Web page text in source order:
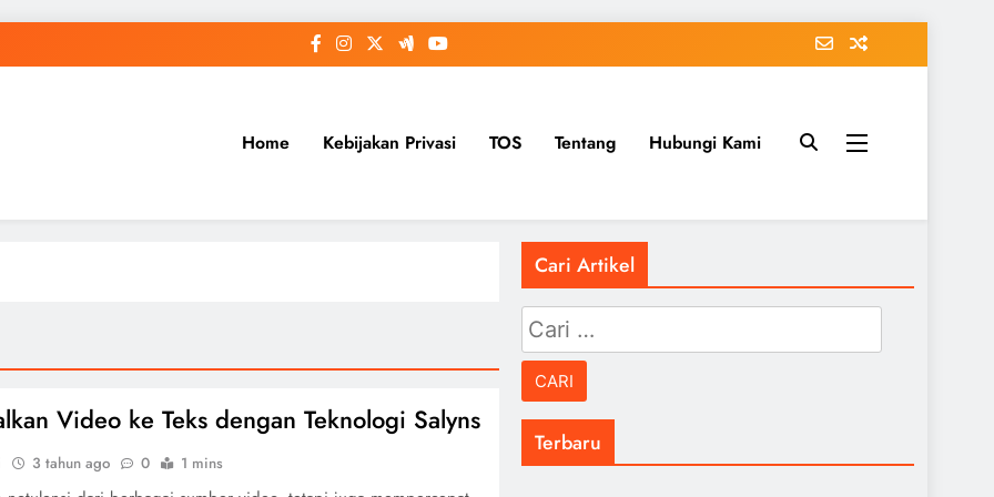
Home Kebijakan Privasi TOS Tentang Hubungi Kami
Video ke Teks dengan Teknologi Salyns
3 tahun ago 0 1 mins
Cari Artikel
Cari
untuk:
Terbaru